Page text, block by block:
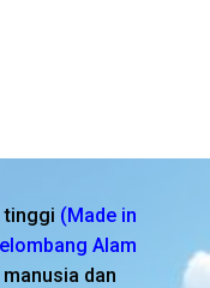
tinggi (Made in
Alam
dan